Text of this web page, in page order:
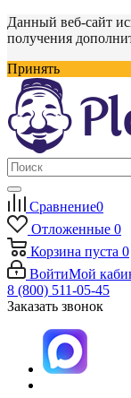
Данный веб-сайт
получения
Принять
Сравнение0
Отложенные 0
Корзина пуста 0
ВойтиМой
8 (800) 511-05-45
Заказать звонок